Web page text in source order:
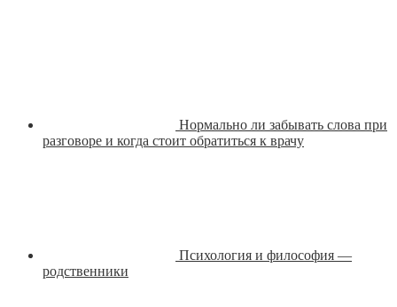
Нормально ли забывать слова при
разговоре и когда стоит обратиться к врачу
Психология и философия —
родственники